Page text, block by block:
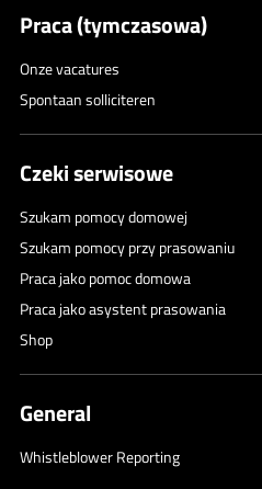
Praca (tymczasowa)
Onze vacatures
Spontaan solliciteren
Czeki serwisowe
Szukam pomocy domowej
Szukam pomocy przy prasowaniu
Praca jako pomoc domowa
Praca jako asystent prasowania
Shop
General
Whistleblower Reporting